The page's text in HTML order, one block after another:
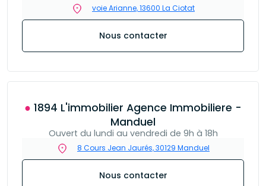
voie Arianne, 13600 La Ciotat
Nous contacter
● 1894 L'immobilier Agence Immobiliere -
Manduel
Ouvert du lundi au vendredi de 9h à 18h
8 Cours Jean Jaurés, 30129 Manduel
Nous contacter